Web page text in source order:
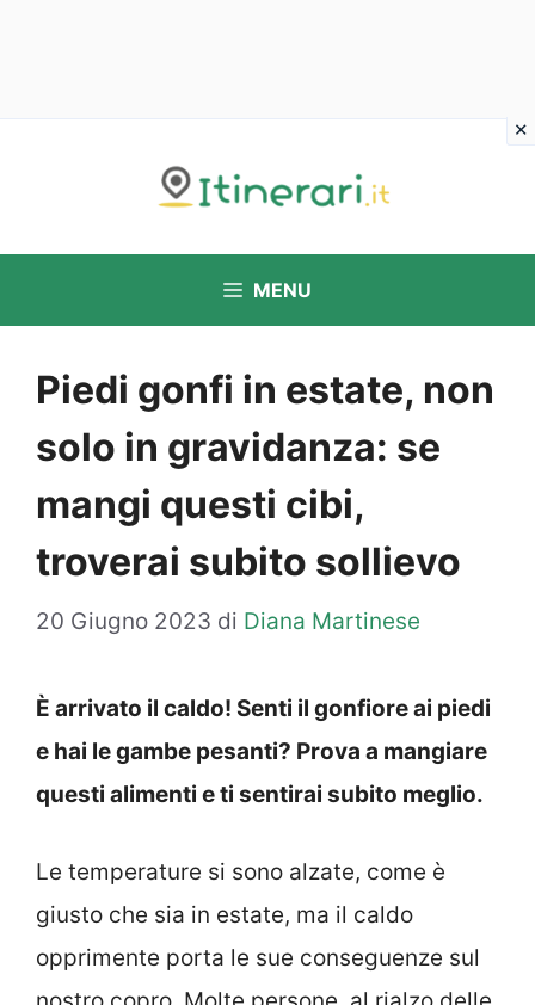
MENU
Piedi gonfi in estate, non
solo in gravidanza: se
mangi questi cibi,
troverai subito sollievo
20 Giugno 2023 di Diana Martinese
È arrivato il caldo! Senti il gonfiore ai piedi
e hai le gambe pesanti? Prova a mangiare
questi alimenti e ti sentirai subito meglio.
Le temperature si sono alzate, come è
giusto che sia in estate, ma il caldo
opprimente porta le sue conseguenze sul